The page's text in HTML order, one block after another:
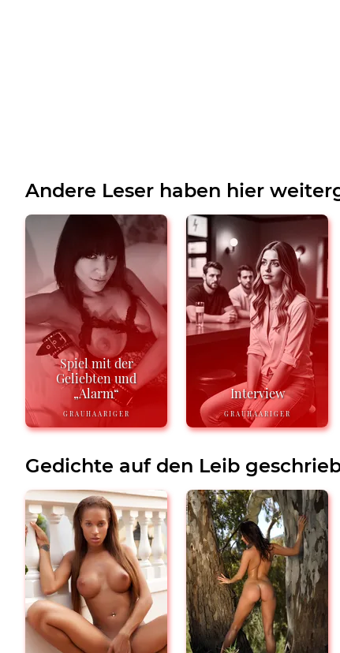
Andere Leser haben hier
Spiel mit der
Geliebten und
„Alarm“
GRAUHAARIGER
Interview
GRAUHAARIGER
Gedichte auf den Leib